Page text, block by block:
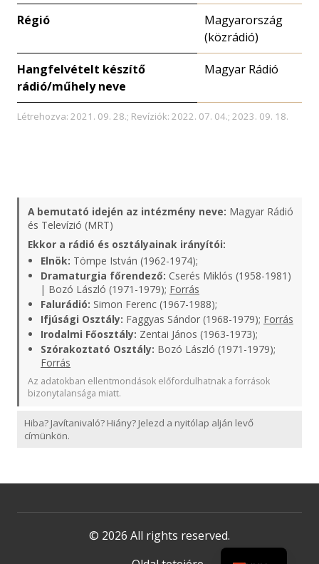
Régió
Magyarország
(közrádió)
Hangfelvételt készítő
rádió/műhely neve
Magyar Rádió
Létrehozva: 2021. 09. 28.; Revíziók: 2022. 07. 04.; 2023. 09. 18.
A bemutató idején az intézmény neve: Magyar Rádió
és Televízió (MRT)
Ekkor a rádió és osztályainak irányítói:
Elnök: Tömpe István (1962-1974);
Dramaturgia főrendező: Cserés Miklós (1958-1981)
| Bozó László (1971-1979); Forrás
Falurádió: Simon Ferenc (1967-1988);
Ifjúsági Osztály: Faggyas Sándor (1968-1979); Forrás
Irodalmi Főosztály: Zentai János (1963-1973);
Szórakoztató Osztály: Bozó László (1971-1979);
Forrás
Az adatokban ellentmondások előfordulhatnak a források
bizonytalansága miatt.
Hiba? Javítanivaló? Hiány? Jelezd a nyitólap alján levő
címünkön.
© 2026 All rights reserved.